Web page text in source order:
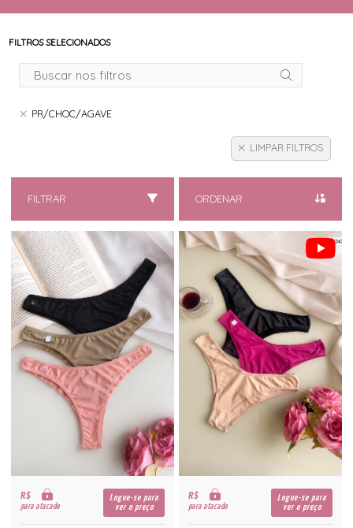
FILTROS SELECIONADOS
PR/CHOC/AGAVE
LIMPAR FILTROS
FILTRAR ORDENAR
R$
para atacado
Logue-se para
ver o preço
R$
para atacado
Logue-se para
ver o preço